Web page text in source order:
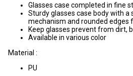
Glasses case completed in fine
Sturdy glasses case body with a
mechanism and rounded edges
Keep glasses prevent from dirt,
Available in various color
Material :
PU